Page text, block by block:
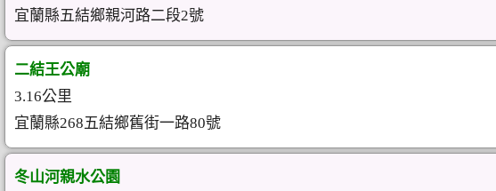
宜蘭縣五結鄉親河路二段2號
二結王公廟
3.16公里
宜蘭縣268五結鄉舊街一路80號
冬山河親水公園